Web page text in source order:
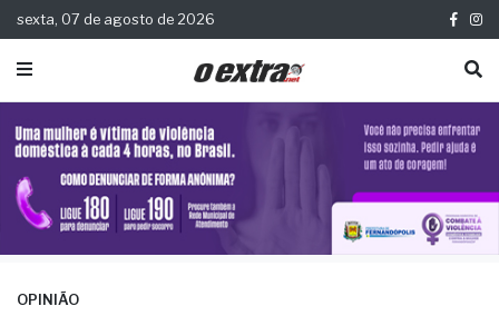
sexta, 07 de agosto de 2026
OPINIÃO